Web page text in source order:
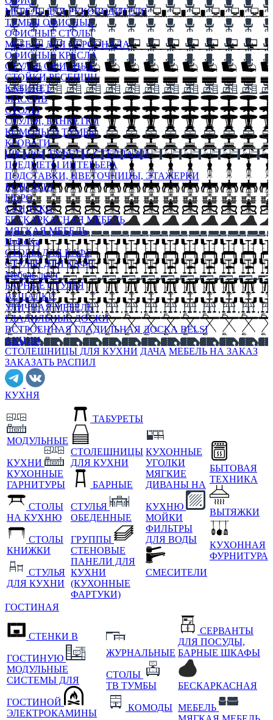
МЕБЕЛЬ ДЛЯ РУКОВОДИТЕЛЯ
ТУМБЫ ОФИСНЫЕ
ОФИСНЫЕ СТОЛЫ
МЕБЕЛЬ ДЛЯ ПЕРСОНАЛА
ОФИСНЫЕ КРЕСЛА
СТУЛЬЯ ОФИСНЫЕ
СТОЙКИ РЕСЕПШН
КАБИНЕТ
МАССИВ
СТОЛЫ
СТУЛЬЯ, БАНКЕТКИ
КОМОДЫ И ТУМБЫ
КРОВАТИ
ШКАФЫ, БУФЕТЫ, СТЕЛЛАЖИ
ПРЕДМЕТЫ ИНТЕРЬЕРА
ПОДСТАВКИ, ЦВЕТОЧНИЦЫ, ЭТАЖЕРКИ
КОНСОЛИ
БЮРО
СУНДУКИ
БЕСКАРКАСНАЯ МЕБЕЛЬ
МЯГКАЯ МЕБЕЛЬ
HoReKa
СТОЛЫ ДЛЯ КАФЕ
СТУЛЬЯ ДЛЯ КАФЕ
Мебель лофт
БАРНЫЕ СТУЛЬЯ
ВЕШАЛКИ
УЛИЧНАЯ МЕБЕЛЬ
ГЛАДИЛЬНЫЕ ДОСКИ
ВСТРОЕННАЯ ГЛАДИЛЬНАЯ ДОСКА BELSI
АКЦИИ
СТОЛЕШНИЦЫ ДЛЯ КУХНИ ДАЧА МЕБЕЛЬ НА ЗАКАЗ
ЗАКАЗАТЬ РАСПИЛ
КУХНЯ
МОДУЛЬНЫЕ
КУХНИ
КУХОННЫЕ
ГАРНИТУРЫ
СТОЛЫ
НА КУХНЮ
СТОЛЫ
КНИЖКИ
СТУЛЬЯ
ДЛЯ КУХНИ
ТАБУРЕТЫ
СТОЛЕШНИЦЫ
ДЛЯ КУХНИ
БАРНЫЕ
СТУЛЬЯ
ОБЕДЕННЫЕ
ГРУППЫ
СТЕНОВЫЕ
ПАНЕЛИ ДЛЯ
КУХНИ
(КУХОННЫЕ
ФАРТУКИ)
КУХОННЫЕ
УГОЛКИ
МЯГКИЕ
ДИВАНЫ НА
КУХНЮ
МОЙКИ
ФИЛЬТРЫ
ДЛЯ ВОДЫ
СМЕСИТЕЛИ
БЫТОВАЯ
ТЕХНИКА
ВЫТЯЖКИ
КУХОННАЯ
ФУРНИТУРА
ГОСТИНАЯ
СТЕНКИ В
ГОСТИНУЮ
МОДУЛЬНЫЕ
СИСТЕМЫ ДЛЯ
ГОСТИНОЙ
ЭЛЕКТРОКАМИНЫ
ЖУРНАЛЬНЫЕ
СТОЛЫ
ТВ ТУМБЫ
КОМОДЫ
СЕРВАНТЫ
ДЛЯ ПОСУДЫ,
БАРНЫЕ ШКАФЫ
БЕСКАРКАСНАЯ
МЕБЕЛЬ